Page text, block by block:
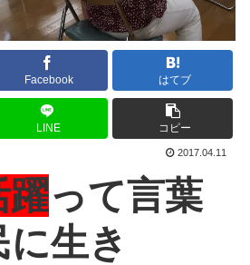
Facebook はてブ
LINE コピー
2017.04.11
躍って言葉
生き